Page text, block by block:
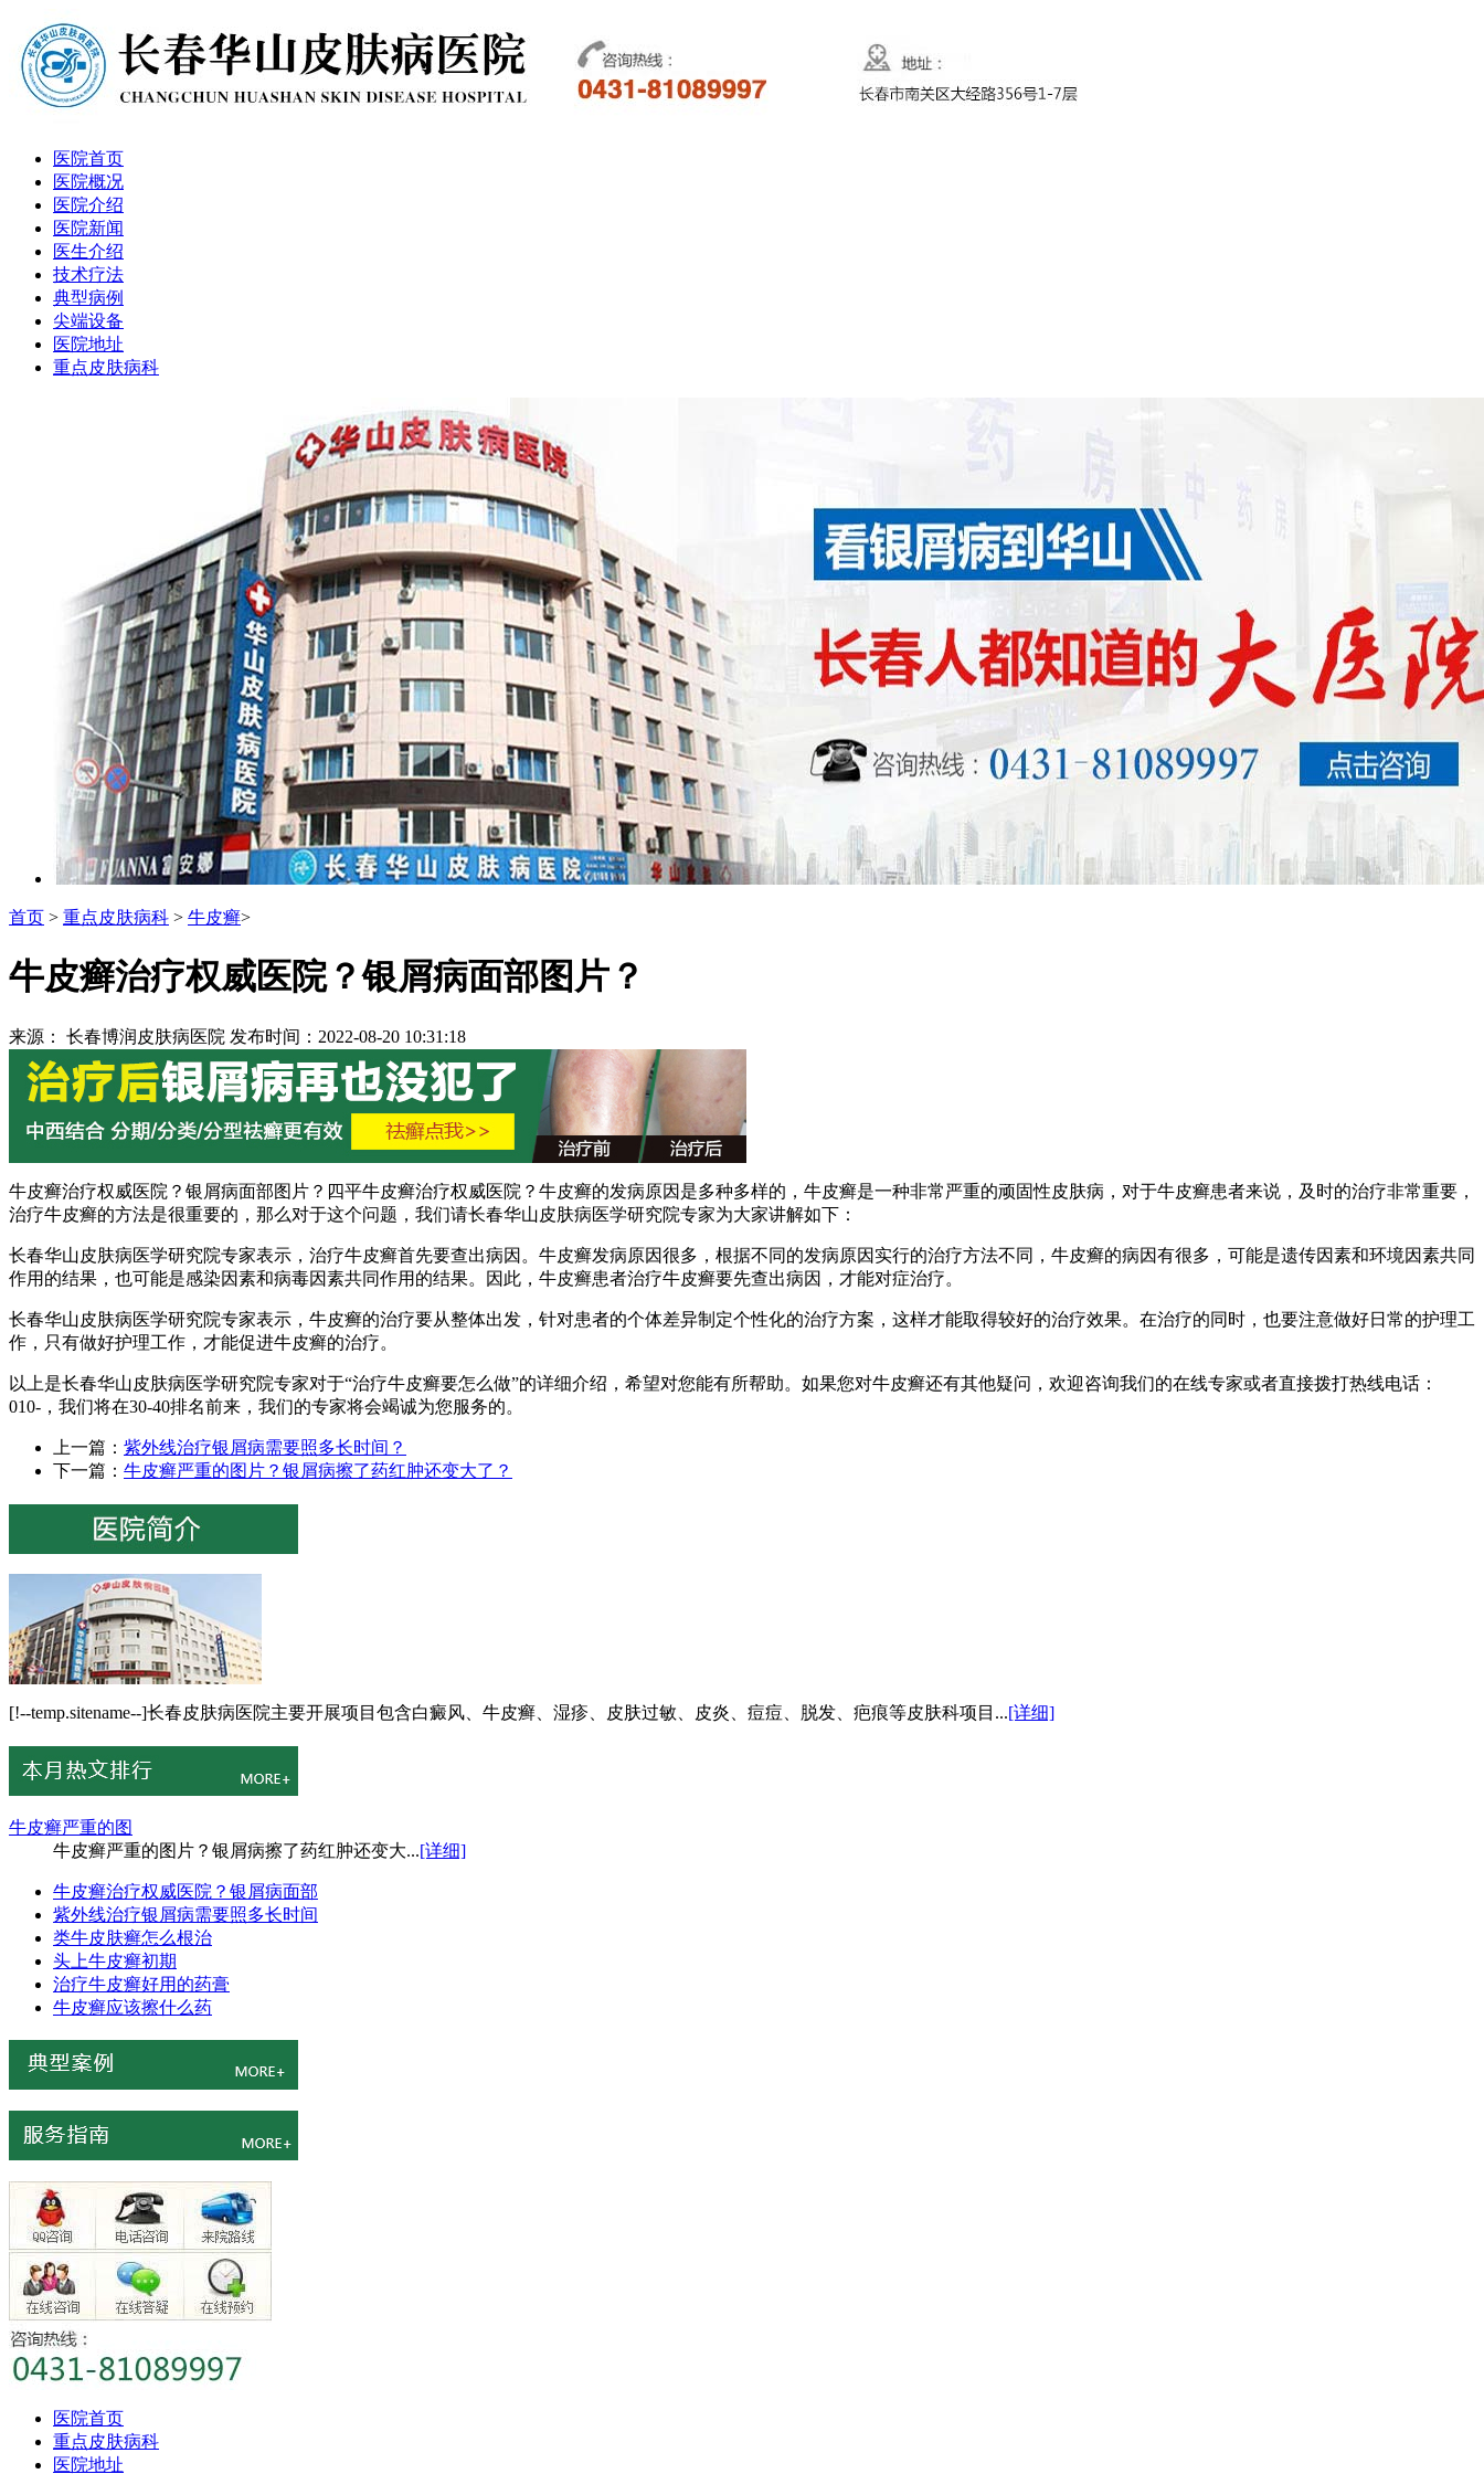
医院首页
医院概况
医院介绍
医院新闻
医生介绍
技术疗法
典型病例
尖端设备
医院地址
重点皮肤病科
首页 > 重点皮肤病科 > 牛皮癣>
牛皮癣治疗权威医院？银屑病面部图片？
来源： 长春博润皮肤病医院 发布时间：2022-08-20 10:31:18
牛皮癣治疗权威医院？银屑病面部图片？四平牛皮癣治疗权威医院？牛皮癣的发病原因是多种多样的，牛皮癣是一种非常严重的顽固性皮肤病，对于牛皮癣患者来说，及时的治疗非常重要，
治疗牛皮癣的方法是很重要的，那么对于这个问题，我们请长春华山皮肤病医学研究院专家为大家讲解如下：
长春华山皮肤病医学研究院专家表示，治疗牛皮癣首先要查出病因。牛皮癣发病原因很多，根据不同的发病原因实行的治疗方法不同，牛皮癣的病因有很多，可能是遗传因素和环境因素共同
作用的结果，也可能是感染因素和病毒因素共同作用的结果。因此，牛皮癣患者治疗牛皮癣要先查出病因，才能对症治疗。
长春华山皮肤病医学研究院专家表示，牛皮癣的治疗要从整体出发，针对患者的个体差异制定个性化的治疗方案，这样才能取得较好的治疗效果。在治疗的同时，也要注意做好日常的护理工
作，只有做好护理工作，才能促进牛皮癣的治疗。
以上是长春华山皮肤病医学研究院专家对于“治疗牛皮癣要怎么做”的详细介绍，希望对您能有所帮助。如果您对牛皮癣还有其他疑问，欢迎咨询我们的在线专家或者直接拨打热线电话：
010-，我们将在30-40排名前来，我们的专家将会竭诚为您服务的。
上一篇： 紫外线治疗银屑病需要照多长时间？
下一篇： 牛皮癣严重的图片？银屑病擦了药红肿还变大了？
[!--temp.sitename--]长春皮肤病医院主要开展项目包含白癜风、牛皮癣、湿疹、皮肤过敏、皮炎、痘痘、脱发、疤痕等皮肤科项目...[详细]
牛皮癣严重的图
牛皮癣严重的图片？银屑病擦了药红肿还变大...[详细]
牛皮癣治疗权威医院？银屑病面部
紫外线治疗银屑病需要照多长时间
类牛皮肤癣怎么根治
头上牛皮癣初期
治疗牛皮癣好用的药膏
牛皮癣应该擦什么药
医院首页
重点皮肤病科
医院地址